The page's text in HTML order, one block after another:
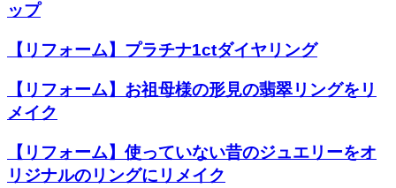
ップ
【リフォーム】プラチナ1ctダイヤリング
【リフォーム】お祖母様の形見の翡翠リングをリ
メイク
【リフォーム】使っていない昔のジュエリーをオ
リジナルのリングにリメイク